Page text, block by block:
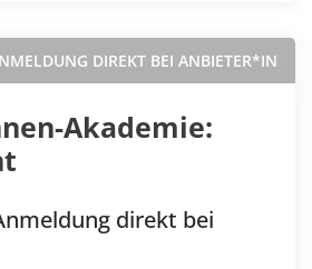
DIREKT BEI ANBIETER*IN
Akademie:
direkt bei